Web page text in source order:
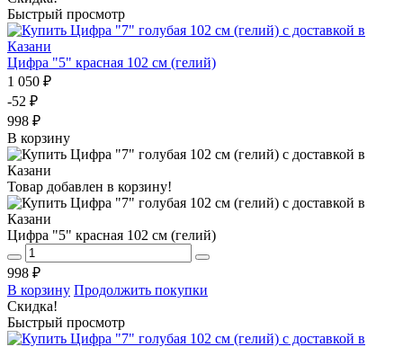
Быстрый просмотр
Цифра "5" красная 102 см (гелий)
1 050 ₽
-52 ₽
998 ₽
В корзину
Товар добавлен в корзину!
Цифра "5" красная 102 см (гелий)
998 ₽
В корзину Продолжить покупки
Скидка!
Быстрый просмотр